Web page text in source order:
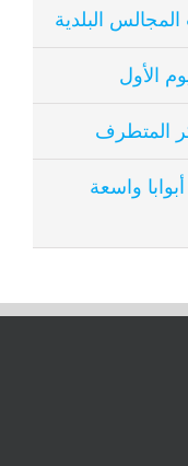
البلدية
المتطرف
واسعة